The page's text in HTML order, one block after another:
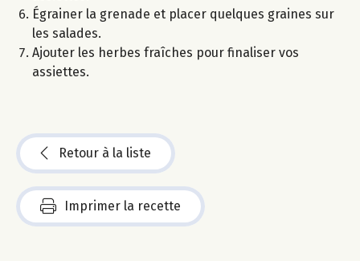
Égrainer la grenade et placer quelques graines sur
les salades.
Ajouter les herbes fraîches pour finaliser vos
assiettes.
Retour à la liste
Imprimer la recette